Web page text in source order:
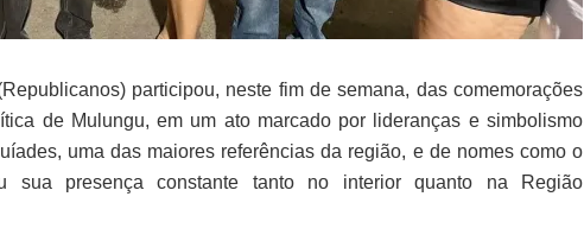
participou, neste fim de semana, das comemorações
de Mulungu, em um ato marcado por lideranças e simbolismo
uma das maiores referências da região, e de nomes como o
sua presença constante tanto no interior quanto na Região